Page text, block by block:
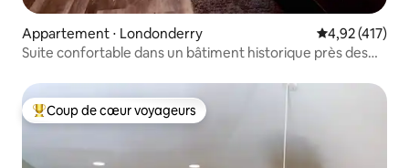
Appartement ⋅ Londonderry Évaluation
4,92 (417)
Suite confortable dans un bâtiment historique près des
Coups de cœur voyageurs les plus appréciés
Coup de cœur voyageurs